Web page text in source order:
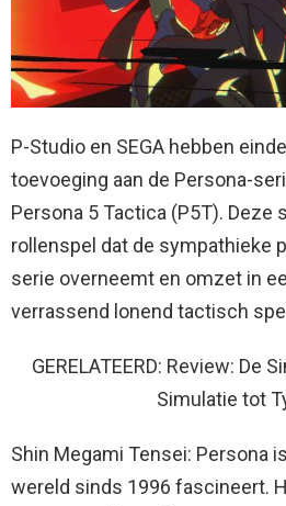
P-Studio en SEGA hebben
toevoeging aan de Persona-
Persona 5 Tactica (P5T).
rollenspel dat de sympathieke
serie overneemt en omzet in
verrassend lonend tactisch
GERELATEERD: Review: De
Simulatie tot
Shin Megami Tensei: Persona
wereld sinds 1996 fascineert.